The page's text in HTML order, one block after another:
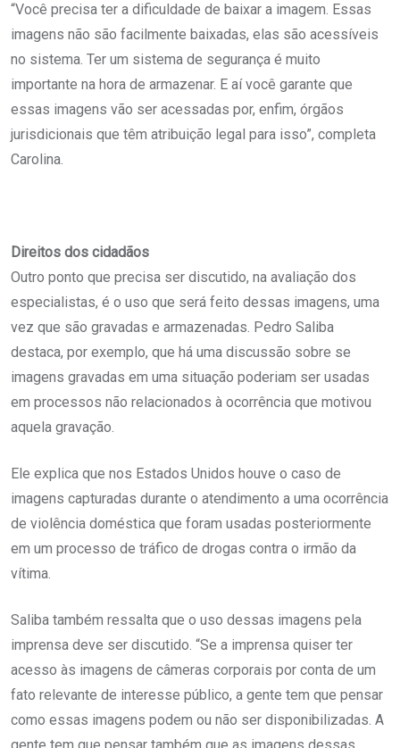
“Você precisa ter a dificuldade de baixar a imagem. Essas
imagens não são facilmente baixadas, elas são acessíveis
no sistema. Ter um sistema de segurança é muito
importante na hora de armazenar. E aí você garante que
essas imagens vão ser acessadas por, enfim, órgãos
jurisdicionais que têm atribuição legal para isso”, completa
Carolina.
Direitos dos cidadãos
Outro ponto que precisa ser discutido, na avaliação dos
especialistas, é o uso que será feito dessas imagens, uma
vez que são gravadas e armazenadas. Pedro Saliba
destaca, por exemplo, que há uma discussão sobre se
imagens gravadas em uma situação poderiam ser usadas
em processos não relacionados à ocorrência que motivou
aquela gravação.
Ele explica que nos Estados Unidos houve o caso de
imagens capturadas durante o atendimento a uma ocorrência
de violência doméstica que foram usadas posteriormente
em um processo de tráfico de drogas contra o irmão da
vítima.
Saliba também ressalta que o uso dessas imagens pela
imprensa deve ser discutido. “Se a imprensa quiser ter
acesso às imagens de câmeras corporais por conta de um
fato relevante de interesse público, a gente tem que pensar
como essas imagens podem ou não ser disponibilizadas. A